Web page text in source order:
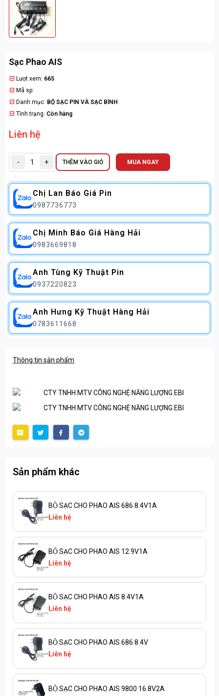
Sạc Phao AIS
Lượt xem: 665
Mã sp:
Danh mục: BỘ SẠC PIN VÀ SẠC BÌNH
Tình trạng: Còn hàng
Liên hệ
- + THÊM VÀO GIỎ MUA NGAY
Chị Lan Báo Giá Pin
0987736773
Chị Minh Báo Giá Hàng Hải
0983669818
Anh Tùng Kỹ Thuật Pin
0937220823
Anh Hưng Kỹ Thuật Hàng Hải
0783611668
Thông tin sản phẩm
Sản phẩm khác
BỘ SẠC CHO PHAO AIS 686 8.4V1A
Liên hệ
BỘ SẠC CHO PHAO AIS 12.9V1A
Liên hệ
BỘ SẠC CHO PHAO AIS 8.4V1A
Liên hệ
BỘ SẠC CHO PHAO AIS 686 8.4V
Liên hệ
BỘ SẠC CHO PHAO AIS 9800 16.8V2A